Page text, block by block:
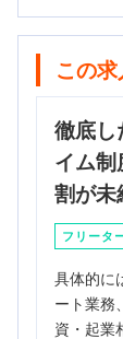
この
徹底
イム
割が未
フリータ
具体的に
ート業務
資・起業